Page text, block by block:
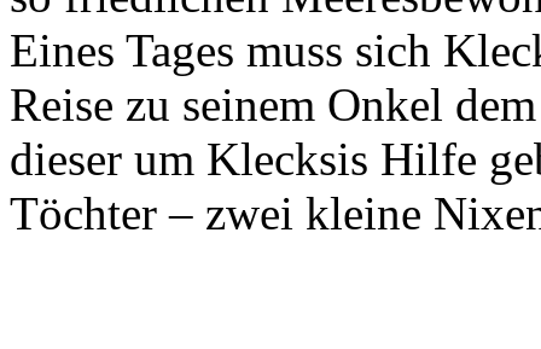
Eines Tages muss sich
Reise zu seinem Onkel
dieser um Klecksis Hilfe
Töchter – zwei kleine